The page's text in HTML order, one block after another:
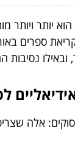
יותר ויותר
ספרים
ובאילו
אלה